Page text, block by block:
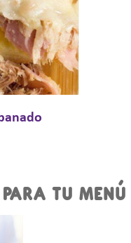
TU MENÚ